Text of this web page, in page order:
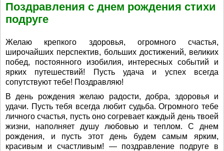
Поздравления с днем рождения стихи
подруге
Желаю крепкого здоровья, огромного счастья,
широчайших перспектив, больших достижений, великих
побед, постоянного изобилия, интересных событий и
ярких путешествий! Пусть удача и успех всегда
сопутствуют тебе! Поздравляю!
В день рождения желаю радости, добра, здоровья и
удачи. Пусть тебя всегда любит судьба. Огромного тебе
личного счастья, пусть оно согревает каждый день твоей
жизни, наполняет душу любовью и теплом. С днем
рождения, и пусть этот день будем самым ярким,
красивым и счастливым! — поздравление подруге в